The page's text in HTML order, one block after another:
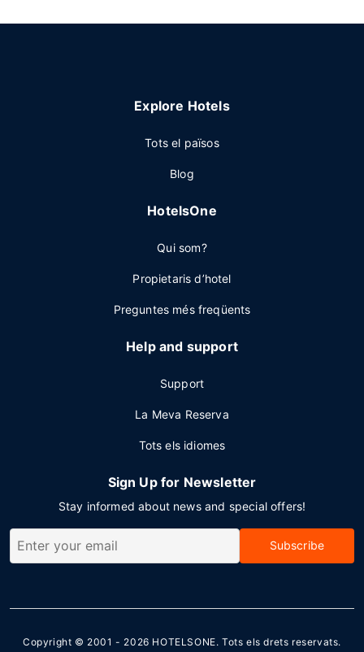
Explore Hotels
Tots el països
Blog
HotelsOne
Qui som?
Propietaris d’hotel
Preguntes més freqüents
Help and support
Support
La Meva Reserva
Tots els idiomes
Sign Up for Newsletter
Stay informed about news and special offers!
Subscribe
Copyright © 2001 - 2026 HOTELSONE. Tots els drets reservats.